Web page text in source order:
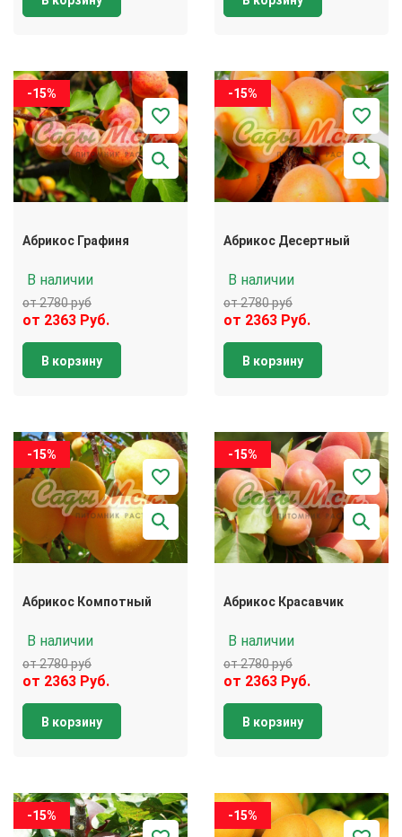
-15%
Абрикос Графиня
В наличии
от 2780 руб
от 2363 Руб.
В корзину
-15%
Абрикос Десертный
В наличии
от 2780 руб
от 2363 Руб.
В корзину
-15%
Абрикос Компотный
В наличии
от 2780 руб
от 2363 Руб.
В корзину
-15%
Абрикос Красавчик
В наличии
от 2780 руб
от 2363 Руб.
В корзину
-15% -15%